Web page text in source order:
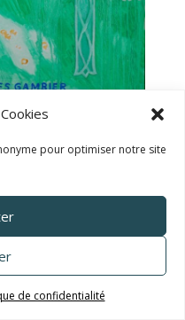
pour optimiser notre site
de confidentialité